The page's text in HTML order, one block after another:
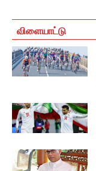
விளையாட்டு